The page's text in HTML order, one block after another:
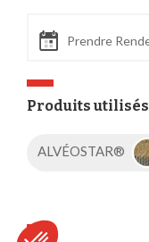
Prendre
Produits utilisés
ALVÉOSTAR®
Notre plateforme vous